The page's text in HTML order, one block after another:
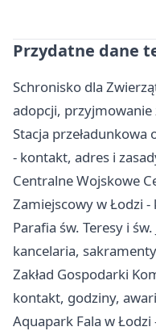
Przydatne dane
Schronisko dla
adopcji, przyjmowanie
Stacja
- kontakt, adres i
Centralne Wojskowe
Zamiejscowy w Łodzi -
Parafia św. Teresy i
kancelaria, sakramenty
Zakład Gospodarki
kontakt, godziny,
Aquapark Fala w